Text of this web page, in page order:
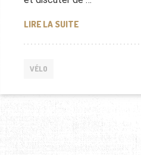
LIRE LA SUITELE VÉLO
VÉLO